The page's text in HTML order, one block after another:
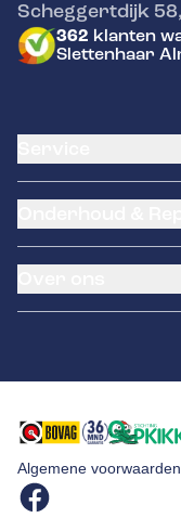
Scheggertdijk 58,
362 klanten
Slettenhaar
Banden service
Pechhulp
Schade en reparatie
Algemene voorwaarden